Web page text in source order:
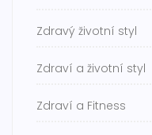
Zdravý životní styl
Zdraví a životní styl
Zdraví a Fitness